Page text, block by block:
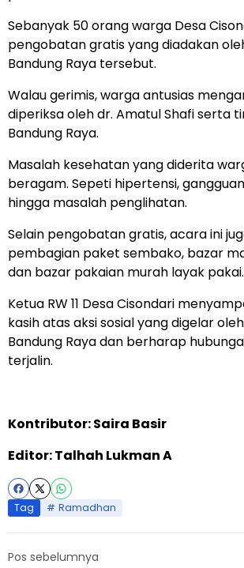
Sebanyak 50 orang warga Desa
pengobatan gratis yang diadakan
Bandung Raya tersebut.
Walau gerimis, warga antusias
diperiksa oleh dr. Amatul Shafi serta
Bandung Raya.
Masalah kesehatan yang diderita
beragam. Sepeti hipertensi,
hingga masalah penglihatan.
Selain pengobatan gratis, acara ini
pembagian paket sembako, bazar
dan bazar pakaian murah layak pakai.
Ketua RW 11 Desa Cisondari
kasih atas aksi sosial yang digelar
Bandung Raya dan berharap
terjalin.
Kontributor: Saira Basir
Editor: Talhah Lukman A
Tag Ramadhan
Pos sebelumnya